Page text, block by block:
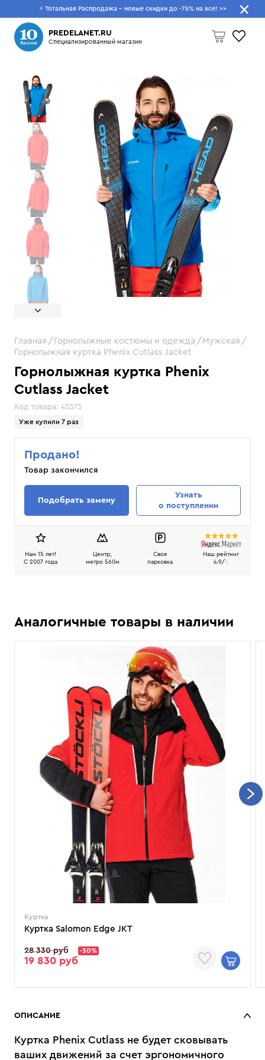
⚡ Тотальная Распродажа - новые скидки до -75% на все! >>
PREDELANET.RU
Специализированный магазин
Пусто
Что будем искать?
Горнолыжная куртка Phenix
Cutlass Jacket
Код товара: 45575
Уже купили 7 раз
Главная Горнолыжные костюмы и одежда
Мужская
Горнолыжная куртка Phenix Cutlass Jacket
Продано!
Товар закончился
Подобрать замену
Узнать
о поступлении
Нам 15 лет!
C 2007 года
Центр,
метро 560м
Своя
парковка
Наш рейтинг
4.9/5
Аналогичные товары в наличии
Куртка
Куртка Salomon Edge JKT
28 330 руб -30%
19 830 руб
ОПИСАНИЕ
Куртка Phenix Cutlass не будет сковывать
ваших движений за счет эргономичного